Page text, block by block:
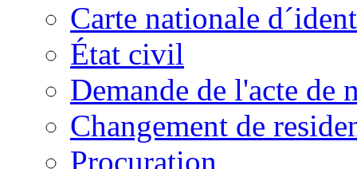
Carte nationale
État civil
Demande de l'acte de
Changement de
Procuration